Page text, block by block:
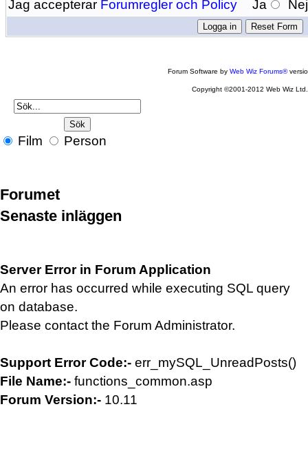
Jag accepterar Forumregler och Policy Ja Nej
Forum Software byWeb Wiz Forums®
Copyright ©2001-2012 Web Wiz Ltd.
Film Person
Forumet
Senaste inläggen
Server Error in Forum Application
An error has occurred while executing SQL query
on database.
Please contact the Forum Administrator.
Support Error Code:- err_mySQL_UnreadPosts()
File Name:- functions_common.asp
Forum Version:- 10.11